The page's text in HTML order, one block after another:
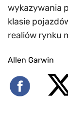
wykazywania
klasie
realiów rynku
Allen Garwin